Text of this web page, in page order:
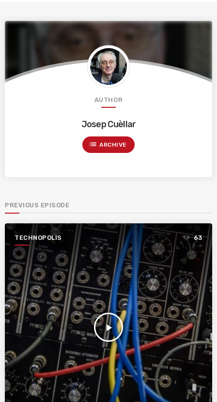
AUTHOR
Josep Cuèllar
list ARCHIVE
PREVIOUS EPISODE
TECHNOPOLIS
play_arrow
63